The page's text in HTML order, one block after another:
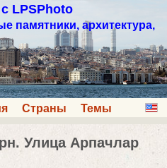
LPSPhoto
памятники, архитектура,
Страны Темы
Улица Арпачлар